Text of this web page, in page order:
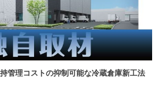
管理コストの抑制可能な冷蔵倉庫新工法